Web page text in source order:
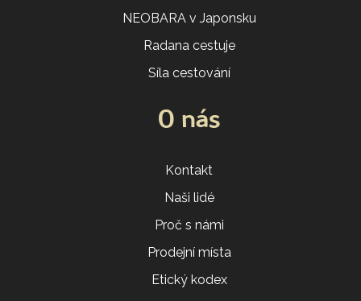
NEOBARA v Japonsku
Radana cestuje
Síla cestování
O nás
Kontakt
Naši lidé
Proč s námi
Prodejní místa
Etický kodex